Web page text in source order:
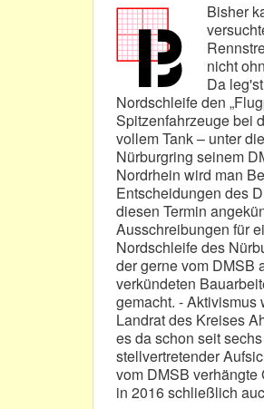
Bisher
nicht
Da
Nordschleife den
Spitzenfahrzeuge bei
vollem Tank – unter
Nürburgring seinem
Nordrhein wird man
Entscheidungen des
diesen Termin
Ausschreibungen für
Nordschleife des
der gerne vom DMSB
verkündeten
gemacht. -
Landrat des Kreises
es da schon seit
stellvertretender
vom DMSB
in 2016 schließlich